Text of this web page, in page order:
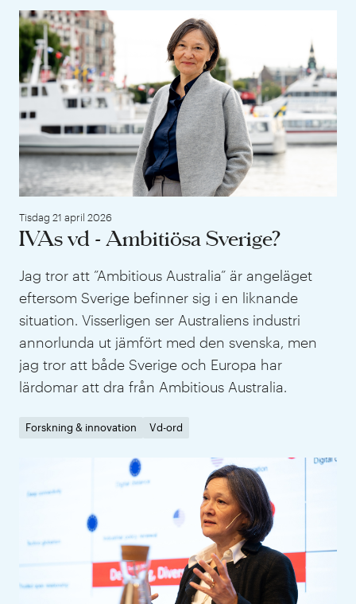
Tisdag 21 april 2026
IVAs vd - Ambitiösa Sverige?
Jag tror att ”Ambitious Australia” är angeläget
eftersom Sverige befinner sig i en liknande
situation. Visserligen ser Australiens industri
annorlunda ut jämfört med den svenska, men
jag tror att både Sverige och Europa har
lärdomar att dra från Ambitious Australia.
Forskning & innovation Vd-ord